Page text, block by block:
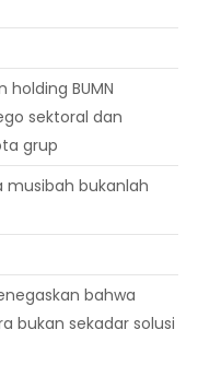
holding BUMN
sektoral dan
grup
musibah bukanlah
bahwa
bukan sekadar solusi